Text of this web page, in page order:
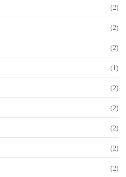
(2)
(2)
(2)
(1)
(2)
(2)
(2)
(2)
(2)